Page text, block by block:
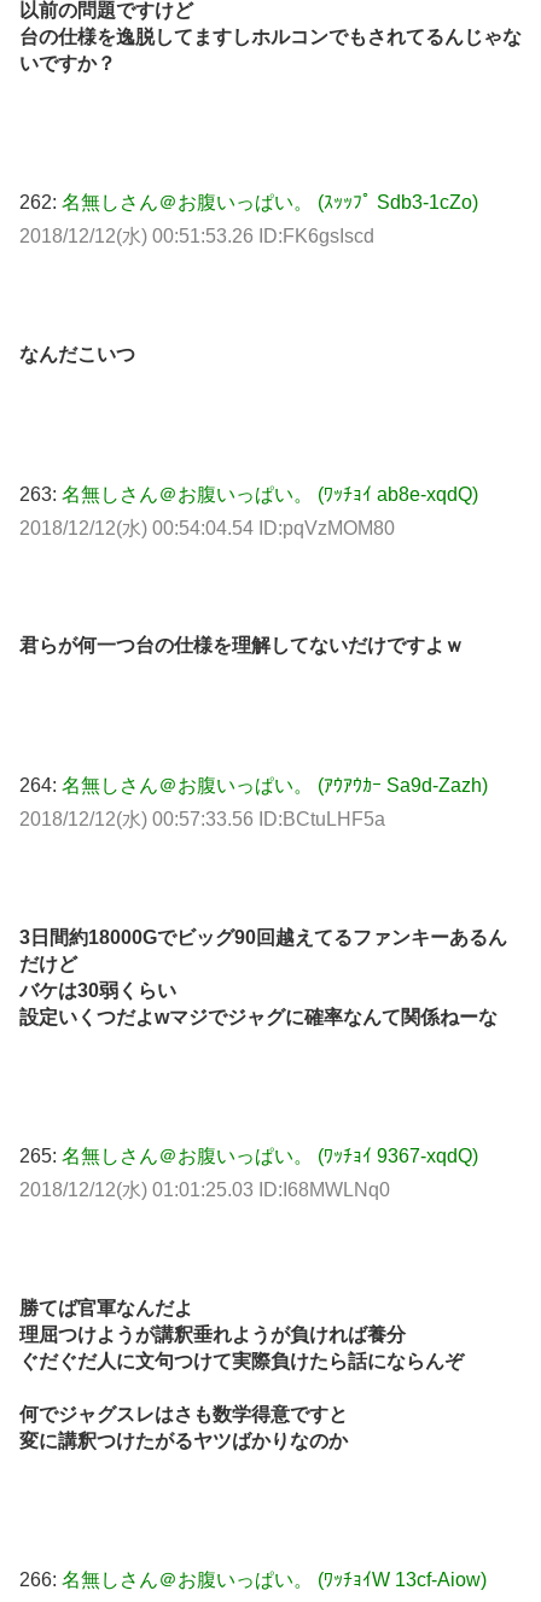
以前の問題ですけど
台の仕様を逸脱してますしホルコンでもされてるんじゃな
いですか？
262: 名無しさん＠お腹いっぱい。 (ｽｯｯﾌﾟ Sdb3-1cZo)
2018/12/12(水) 00:51:53.26 ID:FK6gsIscd
なんだこいつ
263: 名無しさん＠お腹いっぱい。 (ﾜｯﾁｮｲ ab8e-xqdQ)
2018/12/12(水) 00:54:04.54 ID:pqVzMOM80
君らが何一つ台の仕様を理解してないだけですよｗ
264: 名無しさん＠お腹いっぱい。 (ｱｳｱｳｶｰ Sa9d-Zazh)
2018/12/12(水) 00:57:33.56 ID:BCtuLHF5a
3日間約18000Gでビッグ90回越えてるファンキーあるん
だけど
バケは30弱くらい
設定いくつだよwマジでジャグに確率なんて関係ねーな
265: 名無しさん＠お腹いっぱい。 (ﾜｯﾁｮｲ 9367-xqdQ)
2018/12/12(水) 01:01:25.03 ID:I68MWLNq0
勝てば官軍なんだよ
理屈つけようが講釈垂れようが負ければ養分
ぐだぐだ人に文句つけて実際負けたら話にならんぞ
何でジャグスレはさも数学得意ですと
変に講釈つけたがるヤツばかりなのか
266: 名無しさん＠お腹いっぱい。 (ﾜｯﾁｮｲW 13cf-Aiow)